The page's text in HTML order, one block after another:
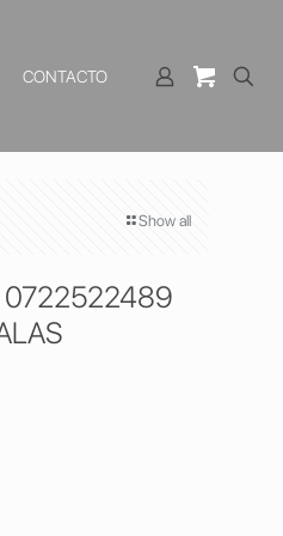
CONTACTO
Show all
0722522489